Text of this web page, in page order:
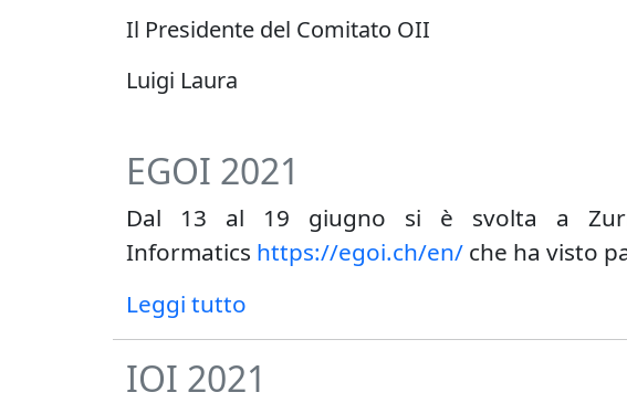
Il Presidente del Comitato OII
Luigi Laura
EGOI 2021
Dal 13 al 19 giugno si è svolta a
Informatics https://egoi.ch/en/ che ha visto
Leggi tutto
IOI 2021